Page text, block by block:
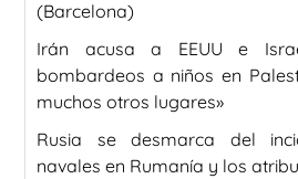
(Barcelona)
Irán acusa a EEUU e
bombardeos a niños en
muchos otros lugares»
Rusia se desmarca del
navales en Rumanía y los